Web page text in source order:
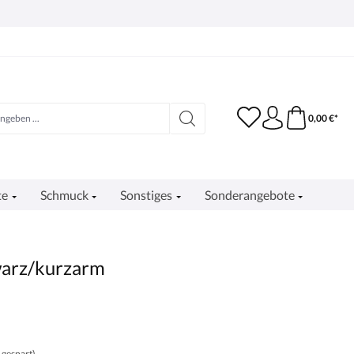
0,00 €*
Schmuck Sonstiges Sonderangebote
kurzarm